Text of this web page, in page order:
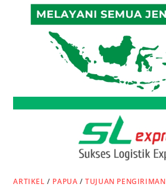
ARTIKEL / PAPUA /TUJUAN PENGIRIMAN